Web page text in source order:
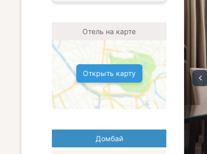
Отель на карте
Открыть карту
Домбай